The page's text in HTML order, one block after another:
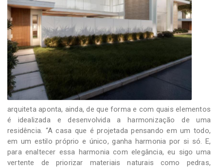
arquiteta aponta, ainda, de que forma e com quais elementos
é idealizada e desenvolvida a harmonização de uma
residência. “A casa que é projetada pensando em um todo,
em um estilo próprio e único, ganha harmonia por si só. E,
para enaltecer essa harmonia com elegância, eu sigo uma
vertente de priorizar materiais naturais como pedras,